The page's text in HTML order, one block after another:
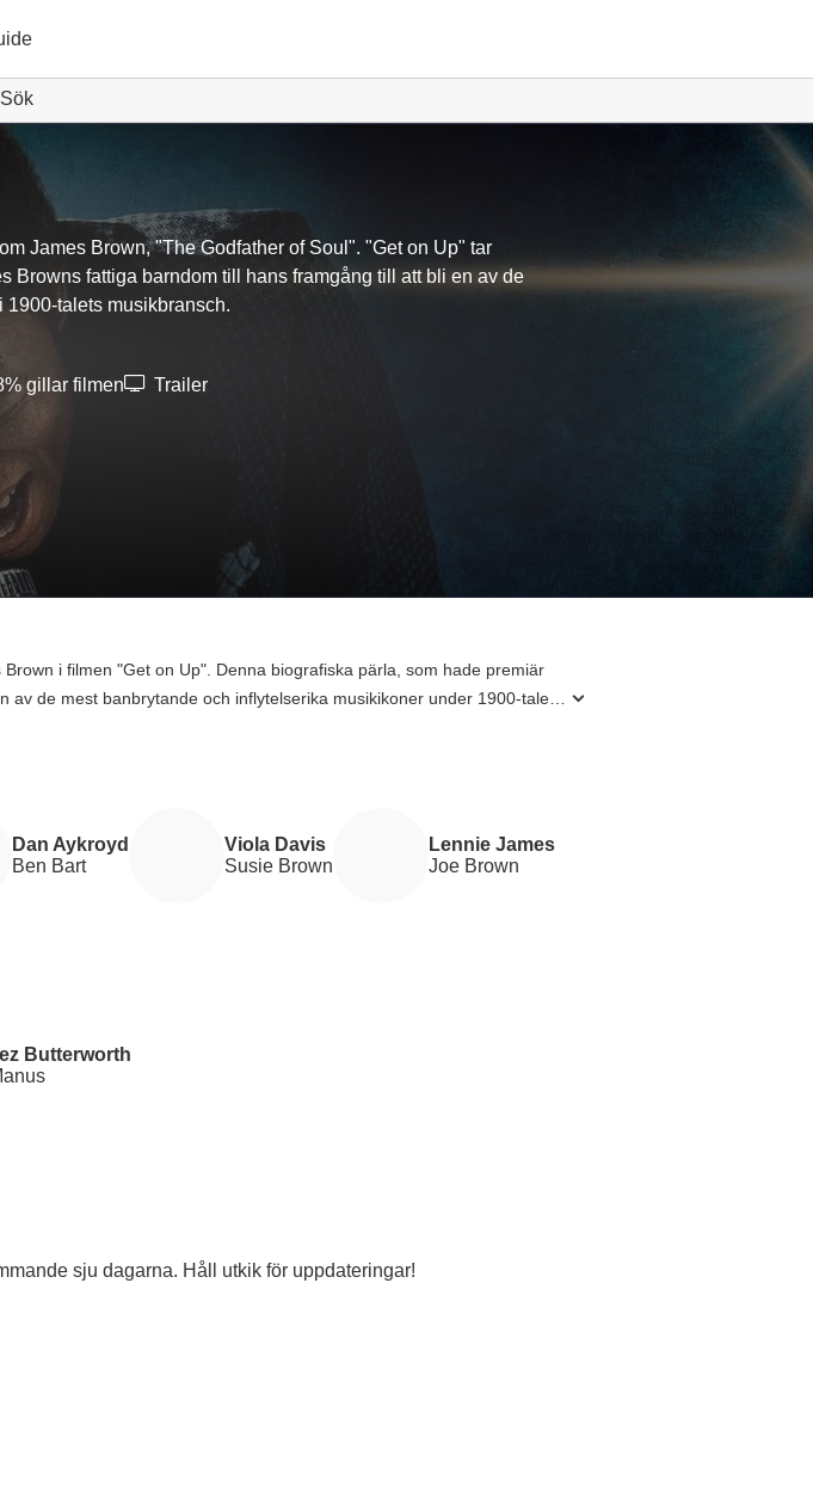
Sök
James Brown, "The Godfather of Soul". "Get on Up" tar
Browns fattiga barndom till hans framgång till att bli en av de
1900-talets musikbransch.
gillar filmen Trailer
i filmen "Get on Up". Denna biografiska pärla, som hade premiär
de mest banbrytande och inflytelserika musikikoner under 1900-talet.
Taylor, är "Get on Up" en film som inte bara berättar historien om
en budget på cirka 30 miljoner dollar och en intäkt på över 33 miljoner
Dan Aykroyd
Ben Bart
Viola Davis
Susie Brown
Lennie James
Joe Brown
Butterworth
sju dagarna. Håll utkik för uppdateringar!